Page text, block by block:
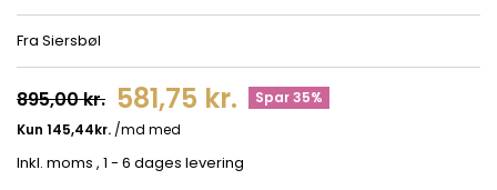
Fra Siersbøl
895,00 kr. 581,75 kr. Spar 35%
Inkl. moms , 1 - 6 dages levering